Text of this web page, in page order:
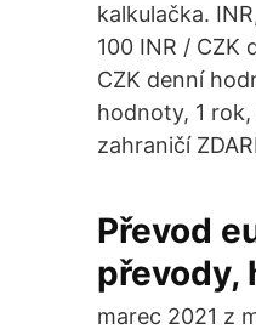
kalkulačka.
100 INR / CZK
CZK denní
hodnoty, 1
zahraničí
Převod
převody,
marec 2021 z